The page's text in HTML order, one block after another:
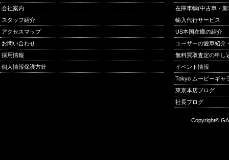
会社案内
スタッフ紹介
アクセスマップ
お問い合わせ
採用情報
個人情報保護方針
在庫車輌(中古車・
輸入代行サービス
US本国在庫の紹介
ユーザーの愛車紹介
無料買取査定の申し
イベント情報
Tokyo ムービーギャ
東京本店ブログ
社長ブログ
Copyright©